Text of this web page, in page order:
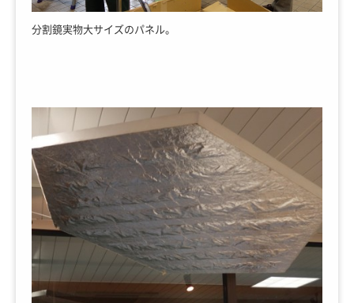
分割鏡実物大サイズのパネル。